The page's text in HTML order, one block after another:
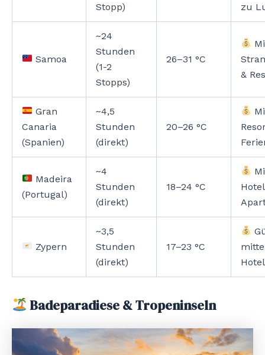
Stopp)
zu
Samoa
~24
Stunden
(1-2
Stopps)
26–31 °C
&
Gran
Canaria
(Spanien)
~4,5
Stunden
(direkt)
20–26 °C
Madeira
(Portugal)
~4
Stunden
(direkt)
18–24 °C
Zypern
~3,5
Stunden
(direkt)
17–23 °C
Badeparadiese & Tropeninseln